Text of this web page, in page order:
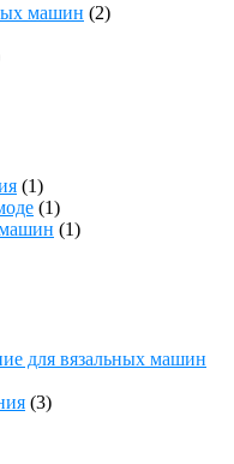
машин (2)
(1)
(1)
(1)
для вязальных машин
(3)